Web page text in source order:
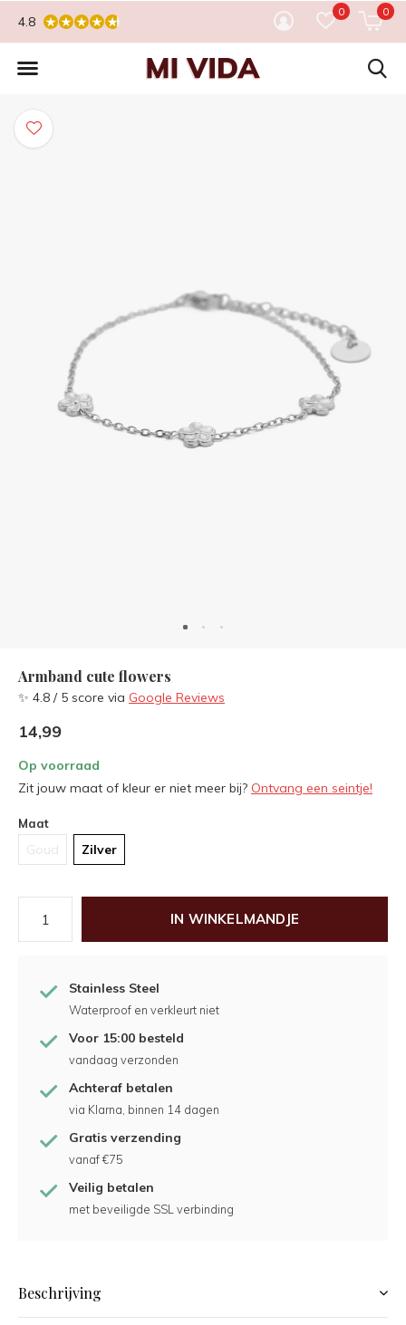
0 0
4.8
Armband cute flowers
✨ 4.8 / 5 score via Google Reviews
14,99
Op voorraad
Zit jouw maat of kleur er niet meer bij? Ontvang een seintje!
Maat
Goud Zilver
IN WINKELMANDJE
Stainless Steel
Waterproof en verkleurt niet
Voor 15:00 besteld
vandaag verzonden
Achteraf betalen
via Klarna, binnen 14 dagen
Gratis verzending
vanaf €75
Veilig betalen
met beveiligde SSL verbinding
Beschrijving